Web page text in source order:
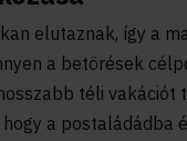
elutaznak, így a
a betörések
téli vakációt
a postaládádba